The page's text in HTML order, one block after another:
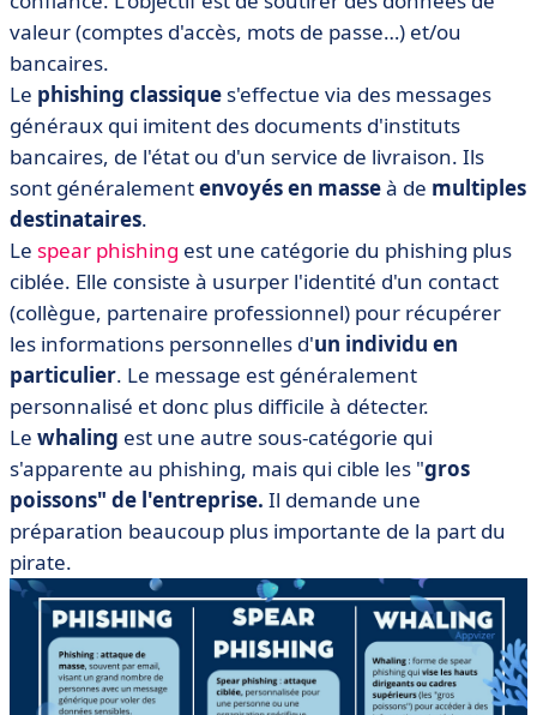
valeur (comptes d'accès, mots de passe…) et/ou
bancaires.
Le phishing classique s'effectue via des messages
généraux qui imitent des documents d'instituts
bancaires, de l'état ou d'un service de livraison. Ils
sont généralementenvoyés en masseà de multiples
destinataires.
Le spear phishing est une catégorie du phishing plus
ciblée. Elle consiste à usurper l'identité d'un contact
(collègue, partenaire professionnel) pour récupérer
les informations personnelles d'un individu en
particulier. Le message est généralement
personnalisé et donc plus difficile à détecter.
Le whaling est une autre sous-catégorie qui
s'apparente au phishing, mais qui cible les "gros
poissons" de l'entreprise. Il demande une
préparation beaucoup plus importante de la part du
pirate.